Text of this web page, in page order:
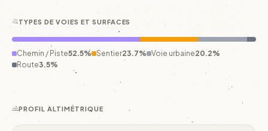
TYPES DE VOIES ET SURFACES
Chemin / Piste52.5% Sentier23.7% Voie urbaine20.2%
Route3.5%
PROFIL ALTIMÉTRIQUE